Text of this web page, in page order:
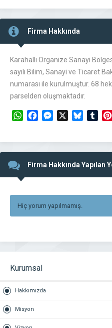
Firma Hakkında
Karahallı Organize Sanayi
sayılı Bilim, Sanayi ve Ticaret
numarası ile kurulmuştur. 68
parselden oluşmaktadır.
WhatsAppFacebookMessengerBluesky
Firma Hakkında Yapılan
Hiç yorum yapılmamış.
Kurumsal
Hakkımızda
Misyon